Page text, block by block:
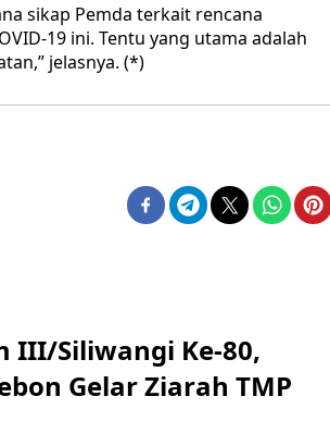
sikap Pemda terkait rencana
19 ini. Tentu yang utama adalah
jelasnya. (*)
III/Siliwangi Ke-80,
Gelar Ziarah TMP